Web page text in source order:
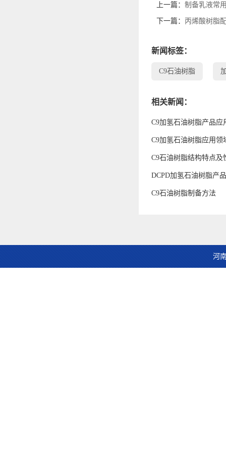
上一篇： 制备乳液常
下一篇： 丙烯酸树脂
新闻标签：
C9石油树脂
相关新闻：
C9加氢石油树脂产品应
C9加氢石油树脂应用领
C9石油树脂结构特点及
DCPD加氢石油树脂产
C9石油树脂制备方法
河